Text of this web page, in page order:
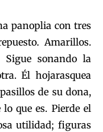
panoplia con tres
Amarillos.
Sigue sonando la
Él hojarasquea
de su dona,
que es. Pierde el
utilidad; figuras